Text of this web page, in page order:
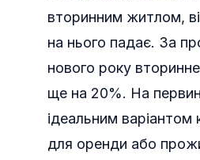
вторинним житлом,
на нього падає. За
нового року
ще на 20%. На
ідеальним варіантом
для оренди або